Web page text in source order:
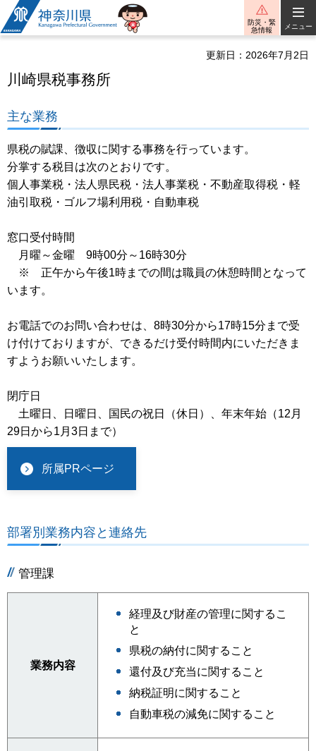
神奈川県
防災・緊
急情報
メニュー
更新日：2026年7月2日
川崎県税事務所
主な業務
県税の賦課、徴収に関する事務を行っています。
分掌する税目は次のとおりです。
個人事業税・法人県民税・法人事業税・不動産取得税・軽
油引取税・ゴルフ場利用税・自動車税
窓口受付時間
月曜～金曜 9時00分～16時30分
※ 正午から午後1時までの間は職員の休憩時間となって
います。
お電話でのお問い合わせは、8時30分から17時15分まで受
け付けておりますが、できるだけ受付時間内にいただきま
すようお願いいたします。
閉庁日
土曜日、日曜日、国民の祝日（休日）、年末年始（12月
29日から1月3日まで）
所属PRページ
部署別業務内容と連絡先
管理課
業務内容
経理及び財産の管理に関するこ
と
県税の納付に関すること
還付及び充当に関すること
納税証明に関すること
自動車税の減免に関すること